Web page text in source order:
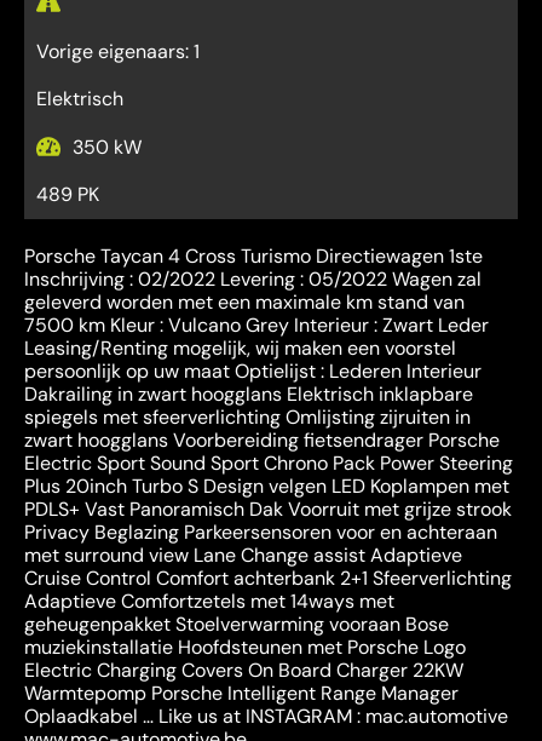
Vorige eigenaars: 1
Elektrisch
350 kW
489 PK
Porsche Taycan 4 Cross Turismo Directiewagen 1ste
Inschrijving : 02/2022 Levering : 05/2022 Wagen zal
geleverd worden met een maximale km stand van
7500 km Kleur : Vulcano Grey Interieur : Zwart Leder
Leasing/Renting mogelijk, wij maken een voorstel
persoonlijk op uw maat Optielijst : Lederen Interieur
Dakrailing in zwart hoogglans Elektrisch inklapbare
spiegels met sfeerverlichting Omlijsting zijruiten in
zwart hoogglans Voorbereiding fietsendrager Porsche
Electric Sport Sound Sport Chrono Pack Power Steering
Plus 20inch Turbo S Design velgen LED Koplampen met
PDLS+ Vast Panoramisch Dak Voorruit met grijze strook
Privacy Beglazing Parkeersensoren voor en achteraan
met surround view Lane Change assist Adaptieve
Cruise Control Comfort achterbank 2+1 Sfeerverlichting
Adaptieve Comfortzetels met 14ways met
geheugenpakket Stoelverwarming vooraan Bose
muziekinstallatie Hoofdsteunen met Porsche Logo
Electric Charging Covers On Board Charger 22KW
Warmtepomp Porsche Intelligent Range Manager
Oplaadkabel … Like us at INSTAGRAM : mac.automotive